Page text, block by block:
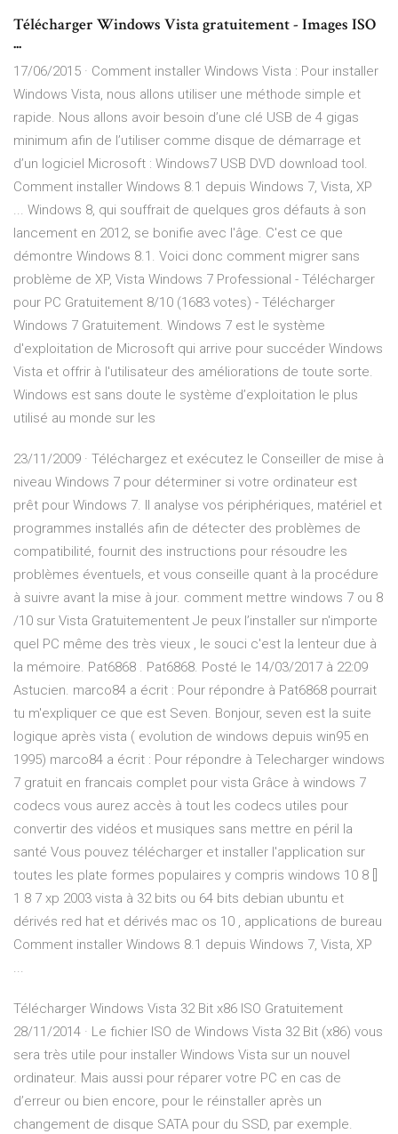
Télécharger Windows Vista gratuitement - Images ISO
...
17/06/2015 · Comment installer Windows Vista : Pour installer
Windows Vista, nous allons utiliser une méthode simple et
rapide. Nous allons avoir besoin d’une clé USB de 4 gigas
minimum afin de l’utiliser comme disque de démarrage et
d’un logiciel Microsoft : Windows7 USB DVD download tool.
Comment installer Windows 8.1 depuis Windows 7, Vista, XP
... Windows 8, qui souffrait de quelques gros défauts à son
lancement en 2012, se bonifie avec l'âge. C'est ce que
démontre Windows 8.1. Voici donc comment migrer sans
problème de XP, Vista Windows 7 Professional - Télécharger
pour PC Gratuitement 8/10 (1683 votes) - Télécharger
Windows 7 Gratuitement. Windows 7 est le système
d'exploitation de Microsoft qui arrive pour succéder Windows
Vista et offrir à l'utilisateur des améliorations de toute sorte.
Windows est sans doute le système d’exploitation le plus
utilisé au monde sur les
23/11/2009 · Téléchargez et exécutez le Conseiller de mise à
niveau Windows 7 pour déterminer si votre ordinateur est
prêt pour Windows 7. Il analyse vos périphériques, matériel et
programmes installés afin de détecter des problèmes de
compatibilité, fournit des instructions pour résoudre les
problèmes éventuels, et vous conseille quant à la procédure
à suivre avant la mise à jour. comment mettre windows 7 ou 8
/10 sur Vista Gratuitementent Je peux l’installer sur n'importe
quel PC même des très vieux , le souci c'est la lenteur due à
la mémoire. Pat6868 . Pat6868. Posté le 14/03/2017 à 22:09
Astucien. marco84 a écrit : Pour répondre à Pat6868 pourrait
tu m'expliquer ce que est Seven. Bonjour, seven est la suite
logique après vista ( evolution de windows depuis win95 en
1995) marco84 a écrit : Pour répondre à Telecharger windows
7 gratuit en francais complet pour vista Grâce à windows 7
codecs vous aurez accès à tout les codecs utiles pour
convertir des vidéos et musiques sans mettre en péril la
santé Vous pouvez télécharger et installer l'application sur
toutes les plate formes populaires y compris windows 10 8 []
1 8 7 xp 2003 vista à 32 bits ou 64 bits debian ubuntu et
dérivés red hat et dérivés mac os 10 , applications de bureau
Comment installer Windows 8.1 depuis Windows 7, Vista, XP
...
Télécharger Windows Vista 32 Bit x86 ISO Gratuitement
28/11/2014 · Le fichier ISO de Windows Vista 32 Bit (x86) vous
sera très utile pour installer Windows Vista sur un nouvel
ordinateur. Mais aussi pour réparer votre PC en cas de
d’erreur ou bien encore, pour le réinstaller après un
changement de disque SATA pour du SSD, par exemple.